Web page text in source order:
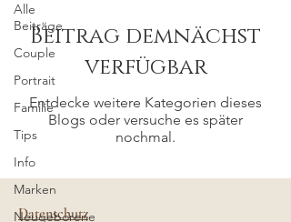
Alle
Beiträge
Couple
Portrait
Familie
Tips
Info
Marken
Neugeborene
Beitrag demnächst
verfügbar
Entdecke weitere Kategorien dieses
Blogs oder versuche es später
nochmal.
Datenschutz